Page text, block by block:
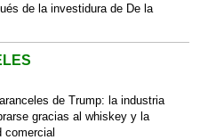
de la investidura de De la
de Trump: la industria
gracias al whiskey y la
comercial